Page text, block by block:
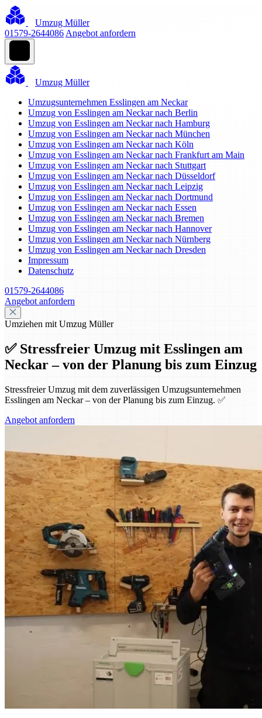
Umzug Müller
01579-2644086 Angebot anfordern
Umzug Müller
Umzugsunternehmen Esslingen am Neckar
Umzug von Esslingen am Neckar nach Berlin
Umzug von Esslingen am Neckar nach Hamburg
Umzug von Esslingen am Neckar nach München
Umzug von Esslingen am Neckar nach Köln
Umzug von Esslingen am Neckar nach Frankfurt am Main
Umzug von Esslingen am Neckar nach Stuttgart
Umzug von Esslingen am Neckar nach Düsseldorf
Umzug von Esslingen am Neckar nach Leipzig
Umzug von Esslingen am Neckar nach Dortmund
Umzug von Esslingen am Neckar nach Essen
Umzug von Esslingen am Neckar nach Bremen
Umzug von Esslingen am Neckar nach Hannover
Umzug von Esslingen am Neckar nach Nürnberg
Umzug von Esslingen am Neckar nach Dresden
Impressum
Datenschutz
01579-2644086
Angebot anfordern
Umziehen mit Umzug Müller
✅ Stressfreier Umzug mit Esslingen am
Neckar – von der Planung bis zum Einzug
Stressfreier Umzug mit dem zuverlässigen Umzugsunternehmen
Esslingen am Neckar – von der Planung bis zum Einzug. ✅
Angebot anfordern